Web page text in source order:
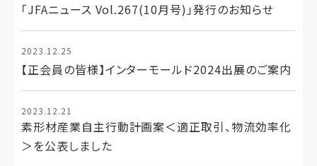
「JFAニュース Vol.267(10月号)」発行のお知らせ
2023.12.25
【正会員の皆様】インターモールド2024出展のご案内
2023.12.21
素形材産業自主行動計画案＜適正取引、物流効率化
＞を公表しました